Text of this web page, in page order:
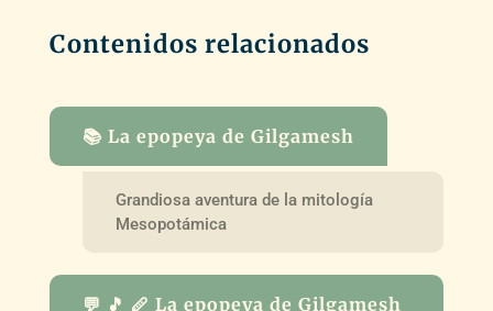
Contenidos relacionados
📚 La epopeya de Gilgamesh
Grandiosa aventura de la mitología
Mesopotámica
💬 🎵 🪈 La epopeya de Gilgamesh